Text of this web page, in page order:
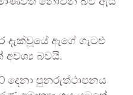
දැක්වූයේ ඇගේ ගැටළු
අවශ්‍ය බවයි.
දෙනා පුනරුත්ථාපනය